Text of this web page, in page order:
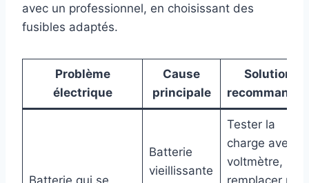
avec un professionnel, en choisissant des
fusibles adaptés.
Problème
électrique
Cause
principale
Solution
Batterie qui se
Batterie
vieillissante
Tester la
charge avec
voltmètre,
remplacer par